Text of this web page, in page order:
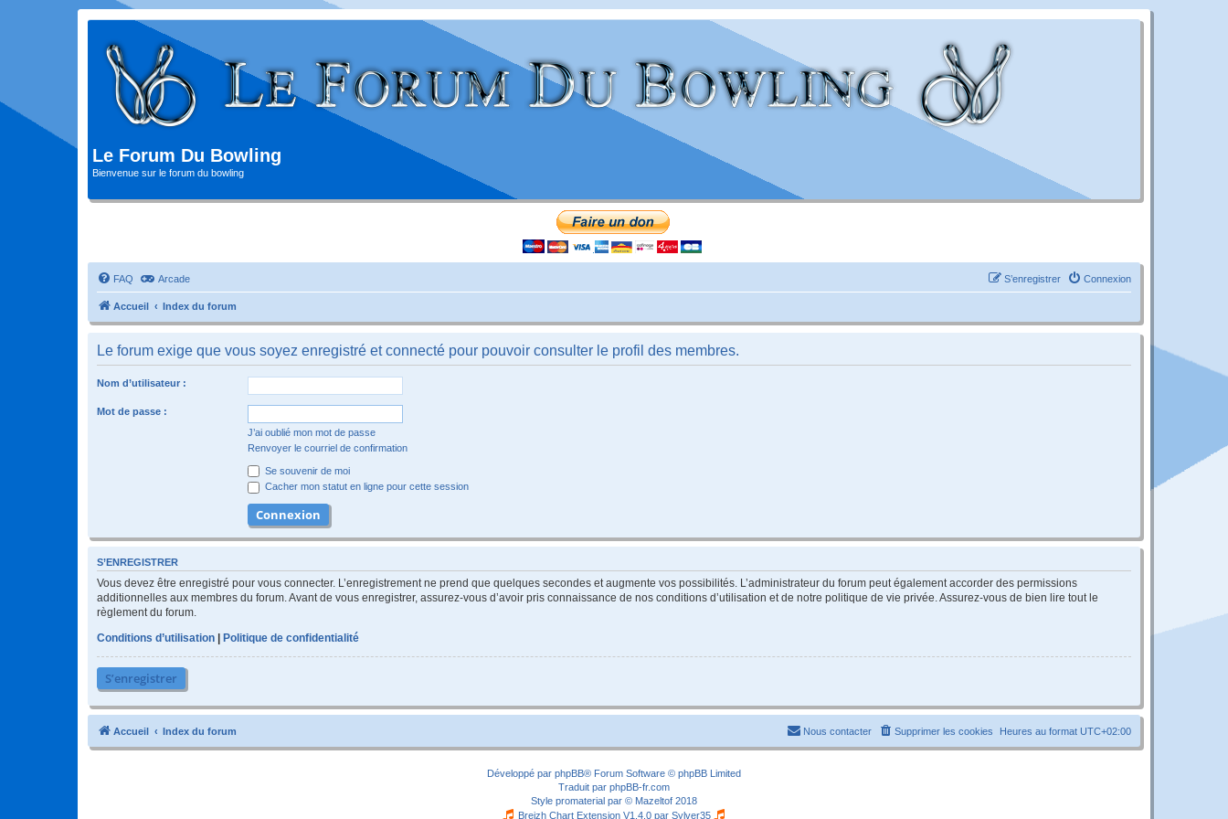
Le Forum Du Bowling
Bienvenue sur le forum du bowling
FAQ Arcade Connexion
S’enregistrer
Accueil Index du forum
Le forum exige que vous soyez enregistré et connecté pour pouvoir consulter le profil des membres.
Nom d’utilisateur :
Mot de passe :
J’ai oublié mon mot de passe
Renvoyer le courriel de confirmation
Se souvenir de moi
Cacher mon statut en ligne pour cette session
S’ENREGISTRER
Vous devez être enregistré pour vous connecter. L’enregistrement ne prend que quelques secondes et augmente vos possibilités. L’administrateur du forum peut également accorder des permissions
additionnelles aux membres du forum. Avant de vous enregistrer, assurez-vous d’avoir pris connaissance de nos conditions d’utilisation et de notre politique de vie privée. Assurez-vous de bien lire tout le
règlement du forum.
Conditions d’utilisation
Politique de confidentialité
S’enregistrer
Accueil Index du forum Heures au format UTC+02:00
Supprimer les cookies
Nous contacter
Développé par phpBB® Forum Software © phpBB Limited
Traduit par phpBB-fr.com
Style promaterial par © Mazeltof 2018
Breizh Chart Extension V1.4.0 par Sylver35